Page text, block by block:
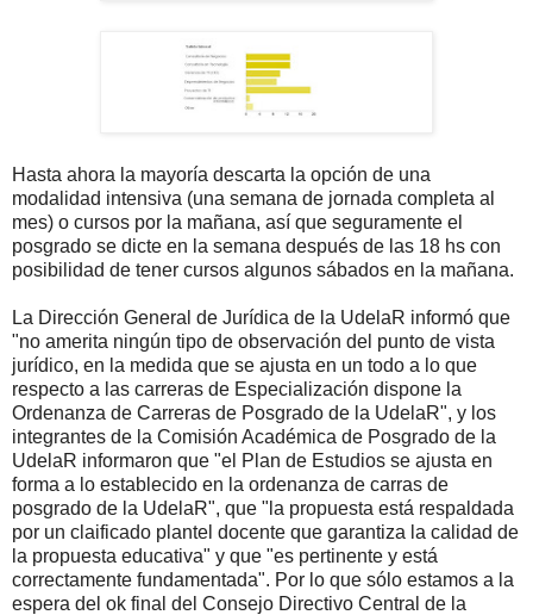
Hasta ahora la mayoría descarta la opción de una
modalidad intensiva (una semana de jornada completa al
mes) o cursos por la mañana, así que seguramente el
posgrado se dicte en la semana después de las 18 hs con
posibilidad de tener cursos algunos sábados en la mañana.
La Dirección General de Jurídica de la UdelaR informó que
"no amerita ningún tipo de observación del punto de vista
jurídico, en la medida que se ajusta en un todo a lo que
respecto a las carreras de Especialización dispone la
Ordenanza de Carreras de Posgrado de la UdelaR", y los
integrantes de la Comisión Académica de Posgrado de la
UdelaR informaron que "el Plan de Estudios se ajusta en
forma a lo establecido en la ordenanza de carras de
posgrado de la UdelaR", que "la propuesta está respaldada
por un claificado plantel docente que garantiza la calidad de
la propuesta educativa" y que "es pertinente y está
correctamente fundamentada". Por lo que sólo estamos a la
espera del ok final del Consejo Directivo Central de la